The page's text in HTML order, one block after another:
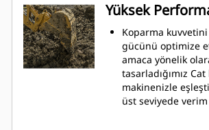
Yüksek
Koparma
gücünü optimize
amaca yönelik
tasarladığımız Cat
makinenizle
üst seviyede verim